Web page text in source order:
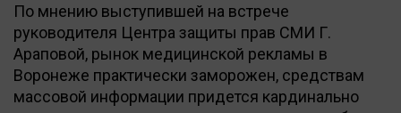
По мнению выступившей на встрече
руководителя Центра защиты прав СМИ Г.
Араповой, рынок медицинской рекламы в
Воронеже практически заморожен, средствам
массовой информации придется кардинально